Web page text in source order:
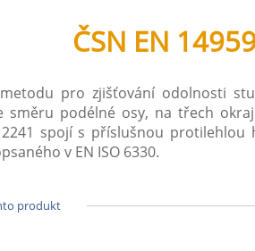
ČSN EN
pro zjišťování odolnosti
směru podélné osy, na třech
spojí s příslušnou protilehlou
v EN ISO 6330.
produkt